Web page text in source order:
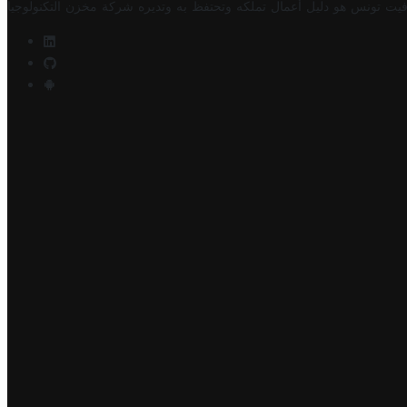
تونس هو دليل أعمال تملكه وتحتفظ به وتديره شركة مخزن التكنولوجيا